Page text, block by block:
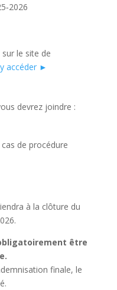
sur le site de
accéder ►
devrez joindre :
de procédure
à la clôture du
être
finale, le